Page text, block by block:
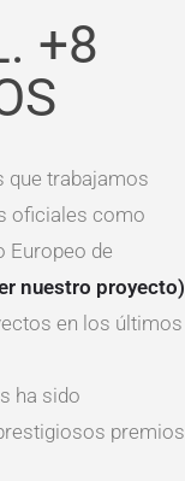
+8
que trabajamos
oficiales como
Europeo de
nuestro proyecto)
en los últimos
ha sido
premios